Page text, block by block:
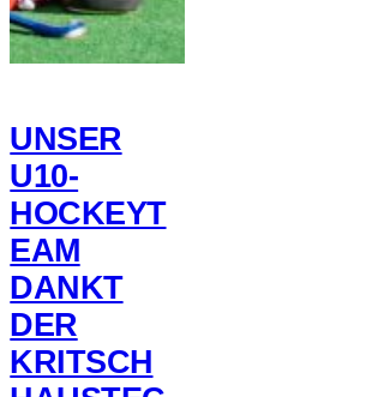
UNSER
U10-
HOCKEYT
EAM
DANKT
DER
KRITSCH